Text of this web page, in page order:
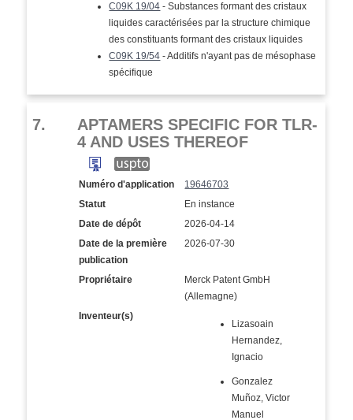
C09K 19/04 - Substances formant des cristaux
liquides caractérisées par la structure chimique
des constituants formant des cristaux liquides
C09K 19/54 - Additifs n'ayant pas de mésophase
spécifique
7.
APTAMERS SPECIFIC FOR TLR-
4 AND USES THEREOF
Numéro d'application
19646703
Statut
En instance
Date de dépôt
2026-04-14
Date de la première
publication
2026-07-30
Propriétaire
Merck Patent GmbH
(Allemagne)
Inventeur(s)
Lizasoain
Hernandez,
Ignacio
Gonzalez
Muñoz, Victor
Manuel